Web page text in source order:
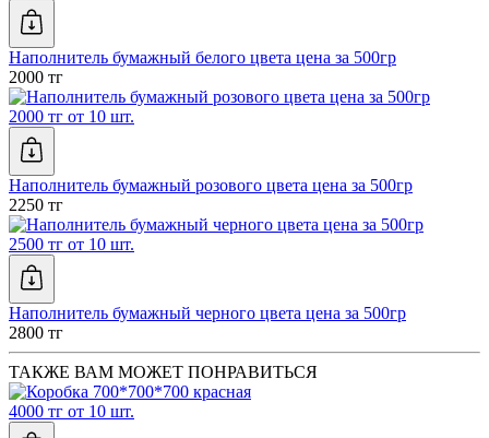
Наполнитель бумажный белого цвета цена за 500гр
2000 тг
2000 тг от 10 шт.
Наполнитель бумажный розового цвета цена за 500гр
2250 тг
2500 тг от 10 шт.
Наполнитель бумажный черного цвета цена за 500гр
2800 тг
ТАКЖЕ ВАМ МОЖЕТ ПОНРАВИТЬСЯ
4000 тг от 10 шт.